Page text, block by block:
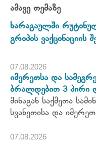
ამავე თემაზე
ხარაგაულში
გრიპის ვაქცინაციის
07.08.2026
იმერეთსა და
ბრალდებით 3 პირი
შინაგან საქმეთა
სვანეთისა და
07.08.2026